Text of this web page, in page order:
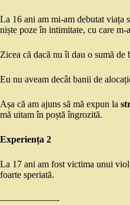
La 16 ani am mi-am debutat viața
niște poze în intimitate, cu care m-
Zicea că dacă nu îi dau o sumă
Eu nu aveam decât banii de
Așa că am ajuns să mă expun la
mă uitam în poștă îngrozită.
Experiența 2
La 17 ani am fost victima unui
foarte speriată.
––––––––––––-